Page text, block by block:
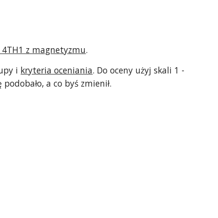
z magnetyzmu.
i kryteria oceniania. Do oceny użyj skali 1 -
a co byś zmienił.